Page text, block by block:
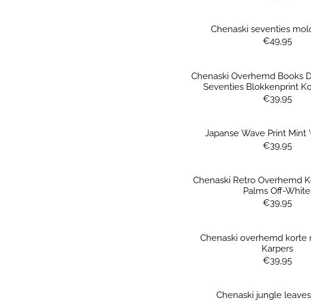
Chenaski seventies
Prijs:
€49,95
Chenaski Overhemd Books
Seventies Blokkenprint
Prijs:
€39,95
Japanse Wave Print Mint
Prijs:
€39,95
Chenaski Retro Overhemd
Palms Off-White
Prijs:
€39,95
Chenaski overhemd korte
Karpers
Prijs:
€39,95
Chenaski jungle